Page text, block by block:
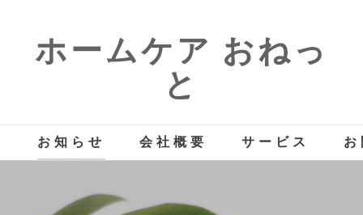
ホームケア おねっ
と
お知らせ 会社概要 サービス